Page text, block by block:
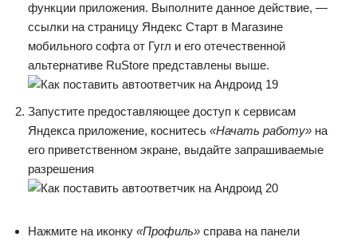
функции приложения. Выполните данное действие, —
ссылки на страницу Яндекс Старт в Магазине
мобильного софта от Гугл и его отечественной
альтернативе RuStore представлены выше.
Запустите предоставляющее доступ к сервисам
Яндекса приложение, коснитесь «Начать работу» на
его приветственном экране, выдайте запрашиваемые
разрешения
Нажмите на иконку «Профиль» справа на панели